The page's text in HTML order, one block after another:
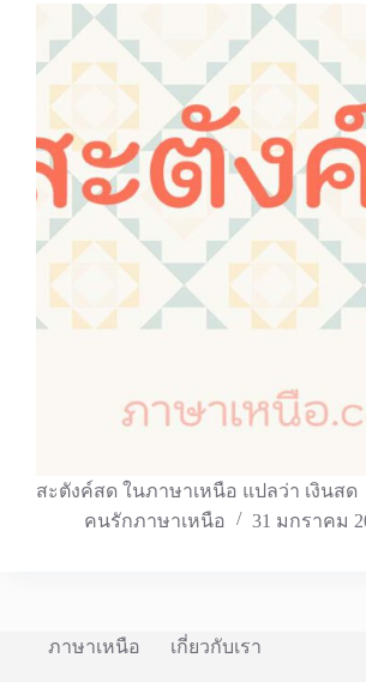
สะตังค์สด ในภาษาเหนือ แปลว่า เงินสด
คนรักภาษาเหนือ
31 มกราคม
ภาษาเหนือ เกี่ยวกับเรา